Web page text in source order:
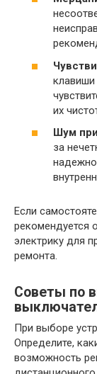
их
Шум
за
Если
рекомендуется
электрику для
ремонта.
Советы по
При выборе
Определите,
возможность